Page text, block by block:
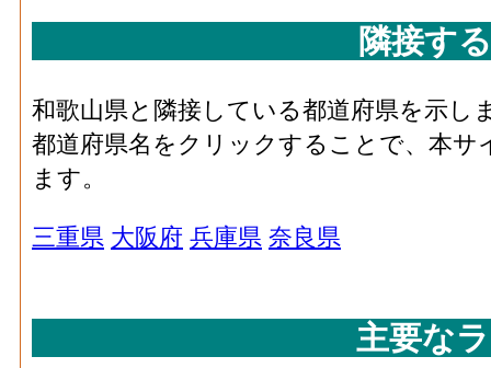
隣接す
和歌山県と隣接している都道府県を示し
都道府県名をクリックすることで、本
ます。
三重県 大阪府 兵庫県 奈良県
主要な